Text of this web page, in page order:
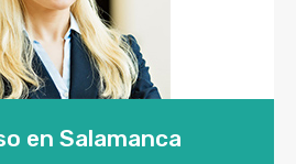
en Salamanca